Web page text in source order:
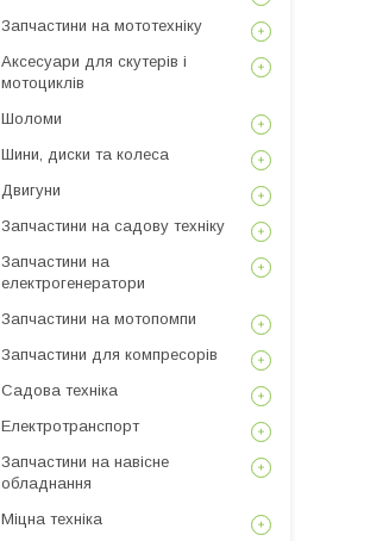
Запчастини на мототехніку
Аксесуари для скутерів і
мотоциклів
Шоломи
Шини, диски та колеса
Двигуни
Запчастини на садову техніку
Запчастини на
електрогенератори
Запчастини на мотопомпи
Запчастини для компресорів
Садова техніка
Електротранспорт
Запчастини на навісне
обладнання
Міцна техніка